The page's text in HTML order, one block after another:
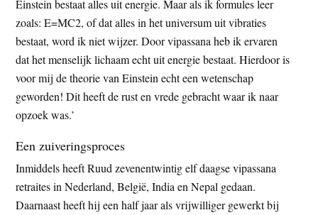
Einstein bestaat alles uit energie. Maar als ik formules leer
zoals: E=MC2, of dat alles in het universum uit vibraties
bestaat, word ik niet wijzer. Door vipassana heb ik ervaren
dat het menselijk lichaam echt uit energie bestaat. Hierdoor is
voor mij de theorie van Einstein echt een wetenschap
geworden! Dit heeft de rust en vrede gebracht waar ik naar
opzoek was.’
Een zuiveringsproces
Inmiddels heeft Ruud zevenentwintig elf daagse vipassana
retraites in Nederland, België, India en Nepal gedaan.
Daarnaast heeft hij een half jaar als vrijwilliger gewerkt bij